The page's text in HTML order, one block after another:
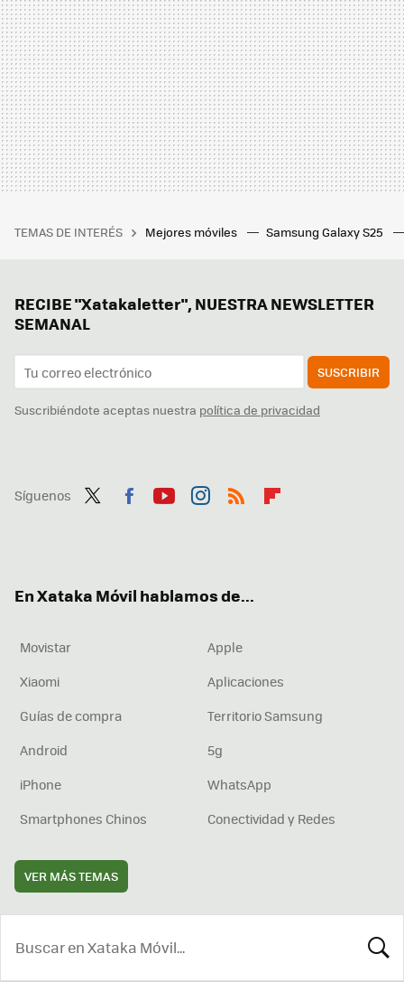
TEMAS DE INTERÉS Mejores móviles Samsung Galaxy S25
RECIBE "Xatakaletter", NUESTRA NEWSLETTER
SEMANAL
SUSCRIBIR
Suscribiéndote aceptas nuestra política de privacidad
Síguenos
En Xataka Móvil hablamos de...
Movistar
Apple
Xiaomi
Aplicaciones
Guías de compra
Territorio Samsung
Android
5g
iPhone
WhatsApp
Smartphones Chinos
Conectividad y Redes
VER MÁS TEMAS